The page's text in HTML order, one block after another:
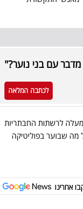
עם בני נוער?"
לכתבה המלאה
לרשתות החבתריות
מה שבוער בפוליטיקה
אחרינו